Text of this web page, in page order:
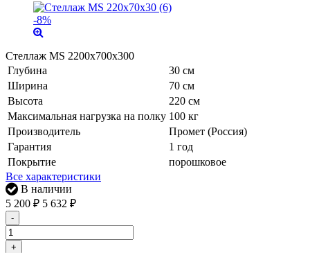
-8%
Стеллаж MS 2200x700x300
Глубина
30 см
Ширина
70 см
Высота
220 см
Максимальная нагрузка на полку 100 кг
Производитель
Промет (Россия)
Гарантия
1 год
Покрытие
порошковое
Все характеристики
В наличии
5 200 ₽ 5 632 ₽
-
+